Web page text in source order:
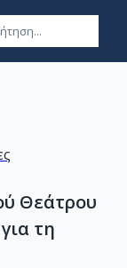
Θεάτρου
τη